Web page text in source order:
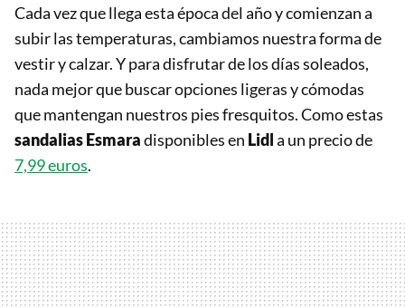
Cada vez que llega esta época del año y comienzan a
subir las temperaturas, cambiamos nuestra forma de
vestir y calzar. Y para disfrutar de los días soleados,
nada mejor que buscar opciones ligeras y cómodas
que mantengan nuestros pies fresquitos. Como estas
sandalias Esmaradisponibles en Lidla un precio de
7,99 euros.